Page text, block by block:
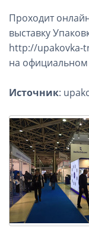
Проходит
выставку
http://upakovka-
на официальном
Источник: